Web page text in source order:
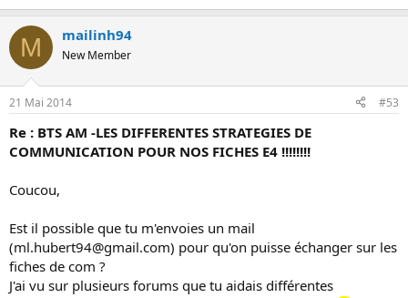
M mailinh94
New Member
21 Mai 2014 #53
Re : BTS AM -LES DIFFERENTES STRATEGIES DE
COMMUNICATION POUR NOS FICHES E4 !!!!!!!!
Coucou,
Est il possible que tu m'envoies un mail
(ml.hubert94@gmail.com) pour qu'on puisse échanger sur les
fiches de com ?
J'ai vu sur plusieurs forums que tu aidais différentes